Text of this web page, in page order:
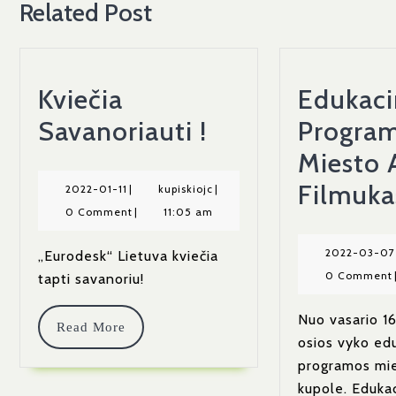
Related Post
Kviečia
Savanoriauti !
Savanoriauti
!
2022-01-11 2022-
01-
| kupiskiojc kupiskiojc
|
0 Comment | 11:05 am
„Eurodesk“ Lietuva kviečia
tapti savanoriu!
Read More
Read
Miesto
2022-03-07
0 Comment |
Nuo vasario
osios vyko
programos
kupole.